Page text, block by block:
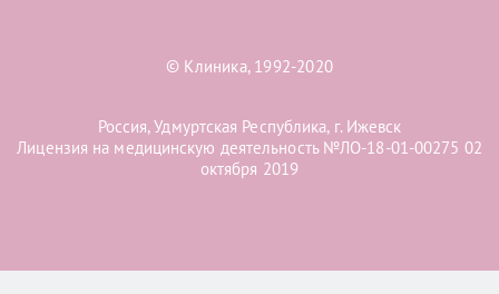
© Клиника, 1992-2020
Россия, Удмуртская Республика, г. Ижевск
Лицензия на медицинскую деятельность №ЛО-18-01-00275 02
октября 2019